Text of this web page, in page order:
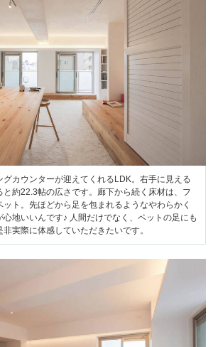
グカウンターが迎えてくれるLDK。右手に見える
約22.3帖の広さです。廊下から続く床材は、フ
ト。先ほどから足を包まれるようなやわらかく
地いいんです♪ 人間だけでなく、ペットの足にも
実際に体感していただきたいです。